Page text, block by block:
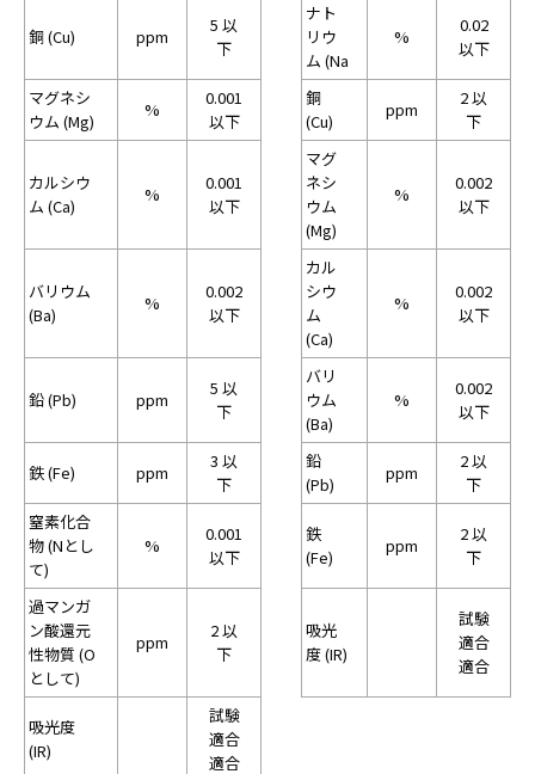
銅 (Cu) ppm
5 以
下
ナト
リウ
ム (Na
%
0.02
以下
マグネシ
ウム (Mg)
%
0.001
以下
銅
(Cu)
ppm
2 以
下
カルシウ
ム (Ca)
%
0.001
以下
マグ
ネシ
ウム
(Mg)
%
0.002
以下
バリウム
(Ba)
%
0.002
以下
カル
シウ
ム
(Ca)
%
0.002
以下
鉛 (Pb) ppm
5 以
下
バリ
ウム
(Ba)
%
0.002
以下
鉄 (Fe) ppm
3 以
下
鉛
(Pb)
ppm
2 以
下
窒素化合
物 (Nとし
て)
%
0.001
以下
鉄
(Fe)
ppm
2 以
下
過マンガ
ン酸還元
性物質 (O
として)
ppm
2 以
下
吸光
度 (IR)
試験
適合
適合
吸光度
(IR)
試験
適合
適合